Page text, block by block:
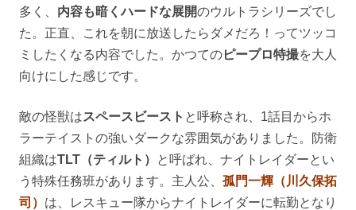
多く、 内容も暗くハードな展開のウルトラシリーズでし
た。正直、これを朝に放送したらダメだろ！ってツッコ
ミしたくなる内容でした。かつてのピープロ特撮を大人
向けにした感じです。
敵の怪獣はスペースビースト と呼称され、1話目からホ
ラーテイストの強いダークな雰囲気がありました。防衛
組織はTLT（ティルト）
と呼ばれ、ナイトレイダーとい
う特殊任務班があります。主人公、 孤門一輝（川久保拓
司） は、レスキュー隊からナイトレイダーに転勤となり